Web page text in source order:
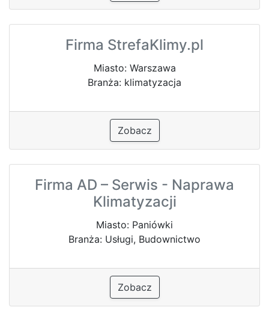
Firma StrefaKlimy.pl
Miasto: Warszawa
Branża: klimatyzacja
Zobacz
Firma AD – Serwis - Naprawa
Klimatyzacji
Miasto: Paniówki
Branża: Usługi, Budownictwo
Zobacz